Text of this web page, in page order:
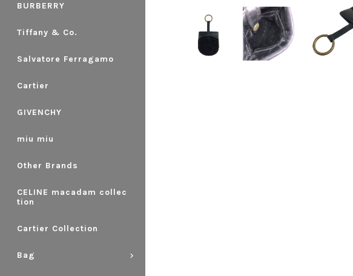
BURBERRY
Tiffany & Co.
Salvatore Ferragamo
Cartier
GIVENCHY
miu miu
Other Brands
CELINE macadam collec
tion
Cartier Collection
Bag